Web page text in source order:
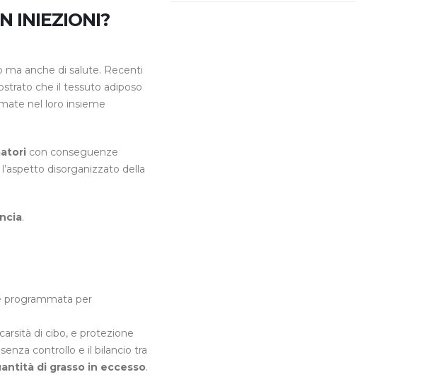
INIEZIONI?
anche di salute. Recenti
che il tessuto adiposo
nel loro insieme
con conseguenze
disorganizzato della
.
programmata per
di cibo, e protezione
controllo e il bilancio tra
di grasso in eccesso.